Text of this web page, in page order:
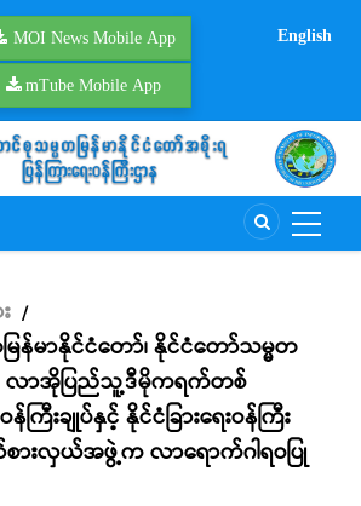
MOI News Mobile App
mTube Mobile App
English
/
န်မာနိုင်ငံတော်၊ နိုင်ငံတော်သမ္မတ
လာအိုပြည်သူ့ဒီမိုကရက်တစ်
ြီးချုပ်နှင့် နိုင်ငံခြားရေးဝန်ကြီး
ားလှယ်အဖွဲ့က လာရောက်ဂါရဝပြု